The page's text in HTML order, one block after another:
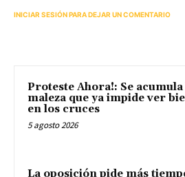
INICIAR SESIÓN PARA DEJAR UN COMENTARIO
Proteste Ahora!: Se acumula
maleza que ya impide ver
en los cruces
5 agosto 2026
La oposición pide más